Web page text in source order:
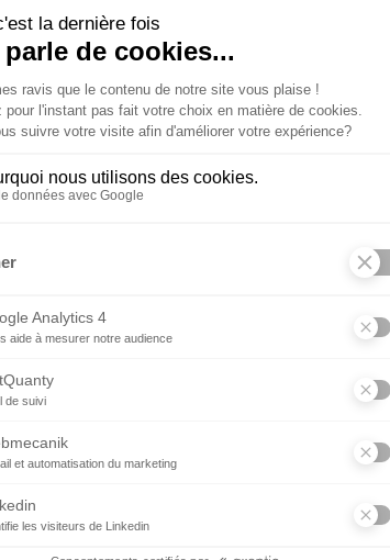
constante mutation, où […]
industriel possédant ou non une unité de production.